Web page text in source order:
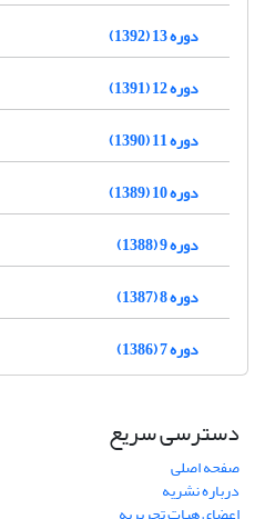
دوره 13 (1392)
دوره 12 (1391)
دوره 11 (1390)
دوره 10 (1389)
دوره 9 (1388)
دوره 8 (1387)
دوره 7 (1386)
دسترسی سریع
صفحه اصلی
درباره نشریه